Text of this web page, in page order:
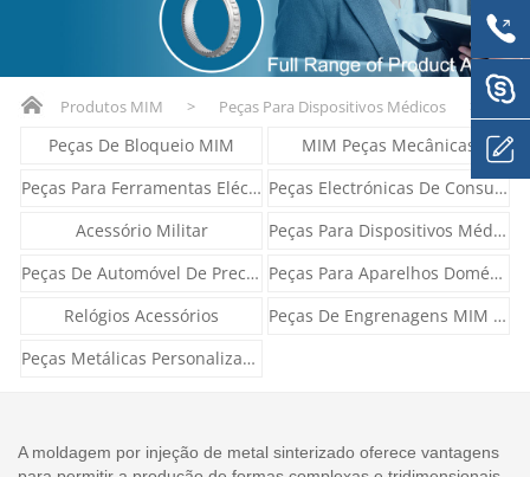
Produtos MIM > Peças Para Dispositivos Médicos >
Peças De Bloqueio MIM
MIM Peças Mecânicas
Peças Para Ferramentas Eléctricas
Peças Electrónicas De Consumo
Acessório Militar
Peças Para Dispositivos Médicos
Peças De Automóvel De Precisão
Peças Para Aparelhos Domésticos
Relógios Acessórios
Peças De Engrenagens MIM PM
Peças Metálicas Personalizadas
A moldagem por injeção de metal sinterizado oferece vantagens